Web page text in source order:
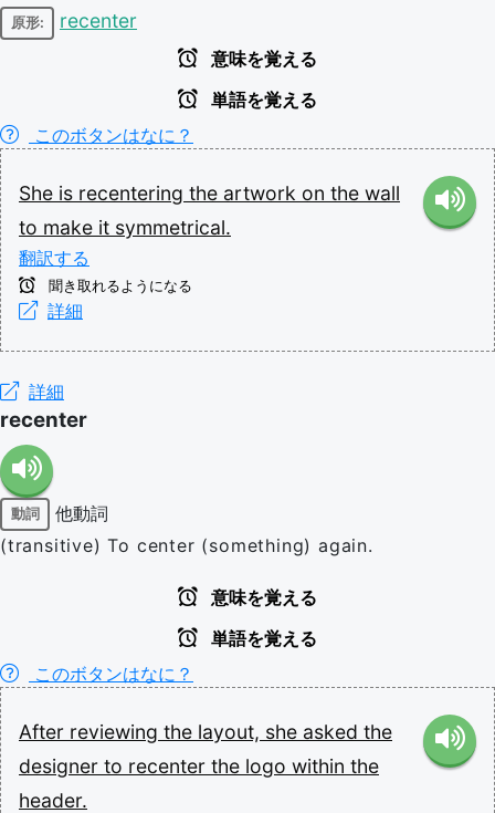
原形: recenter
意味を覚える
単語を覚える
このボタンはなに？
She is recentering the artwork on the wall
to make it symmetrical.
翻訳する
聞き取れるようになる
詳細
詳細
recenter
動詞
他動詞
(transitive) To center (something) again.
意味を覚える
単語を覚える
このボタンはなに？
After reviewing the layout, she asked the
designer to recenter the logo within the
header.